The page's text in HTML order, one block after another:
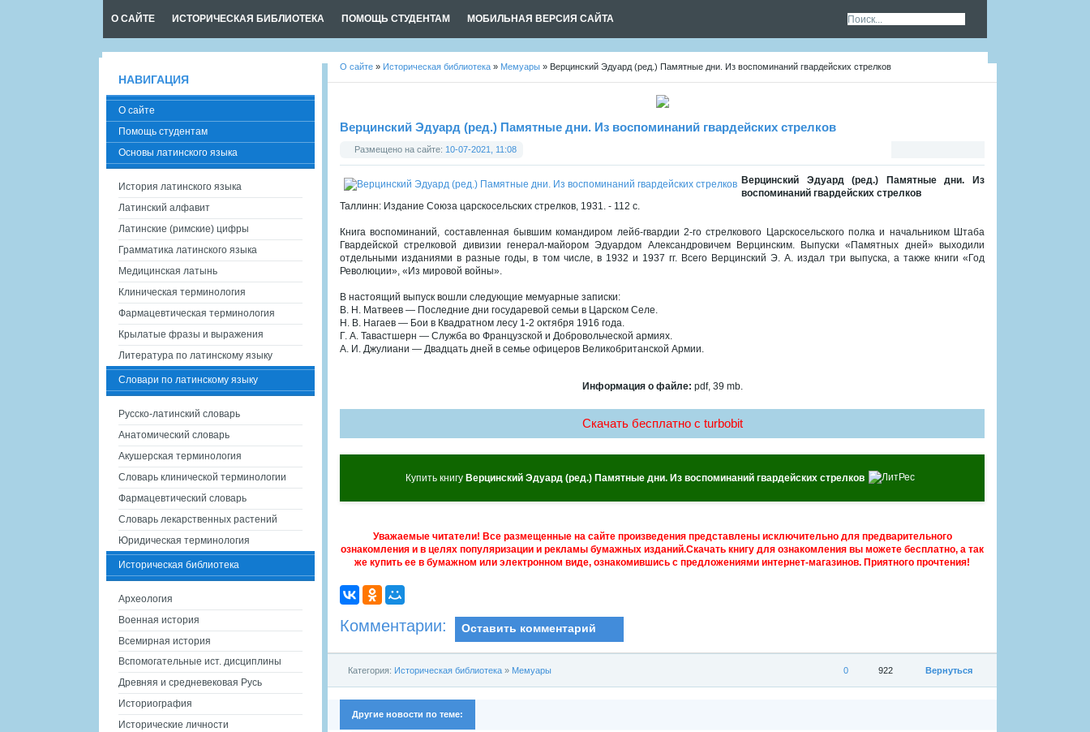
О САЙТЕ ИСТОРИЧЕСКАЯ БИБЛИОТЕКА ПОМОЩЬ СТУДЕНТАМ МОБИЛЬНАЯ ВЕРСИЯ САЙТА
О сайте » Историческая библиотека » Мемуары » Верцинский Эдуард (ред.) Памятные дни. Из воспоминаний гвардейских стрелков
Верцинский Эдуард (ред.) Памятные дни. Из воспоминаний гвардейских стрелков
Размещено на сайте: 10-07-2021, 11:08
Верцинский Эдуард (ред.) Памятные дни. Из
воспоминаний гвардейских стрелков
Таллинн: Издание Союза царскосельских стрелков, 1931. - 112 с.
Книга воспоминаний, составленная бывшим командиром лейб-гвардии 2-го стрелкового Царскосельского полка и начальником Штаба
Гвардейской стрелковой дивизии генерал-майором Эдуардом Александровичем Верцинским. Выпуски «Памятных дней» выходили
отдельными изданиями в разные годы, в том числе, в 1932 и 1937 гг. Всего Верцинский Э. А. издал три выпуска, а также книги «Год
Революции», «Из мировой войны».
В настоящий выпуск вошли следующие мемуарные записки:
В. Н. Матвеев — Последние дни государевой семьи в Царском Селе.
Н. В. Нагаев — Бои в Квадратном лесу 1-2 октября 1916 года.
Г. А. Тавастшерн — Служба во Французской и Добровольческой армиях.
А. И. Джулиани — Двадцать дней в семье офицеров Великобританской Армии.
Информация о файле: pdf, 39 mb.
Скачать бесплатно c turbobit
Купить книгу Верцинский Эдуард (ред.) Памятные дни. Из воспоминаний гвардейских стрелков
Уважаемые читатели! Все размещенные на сайте произведения представлены исключительно для предварительного
ознакомления и в целях популяризации и рекламы бумажных изданий.Скачать книгу для ознакомления вы можете бесплатно, а так
же купить ее в бумажном или электронном виде, ознакомившись с предложениями интернет-магазинов. Приятного прочтения!
Комментарии: Оставить комментарий
Вернуться
922
0
Категория: Историческая библиотека » Мемуары
Другие новости по теме:
НАВИГАЦИЯ
О сайте
Помощь студентам
Основы латинского языка
История латинского языка
Латинский алфавит
Латинские (римские) цифры
Грамматика латинского языка
Медицинская латынь
Клиническая терминология
Фармацевтическая терминология
Крылатые фразы и выражения
Литература по латинскому языку
Словари по латинскому языку
Русско-латинский словарь
Анатомический словарь
Акушерская терминология
Словарь клинической терминологии
Фармацевтический словарь
Словарь лекарственных растений
Юридическая терминология
Историческая библиотека
Археология
Военная история
Всемирная история
Вспомогательные ист. дисциплины
Древняя и средневековая Русь
Историография
Исторические личности